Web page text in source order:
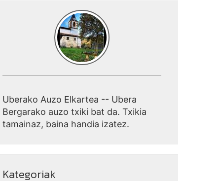
Uberako Auzo Elkartea -- Ubera
Bergarako auzo txiki bat da. Txikia
tamainaz, baina handia izatez.
Kategoriak